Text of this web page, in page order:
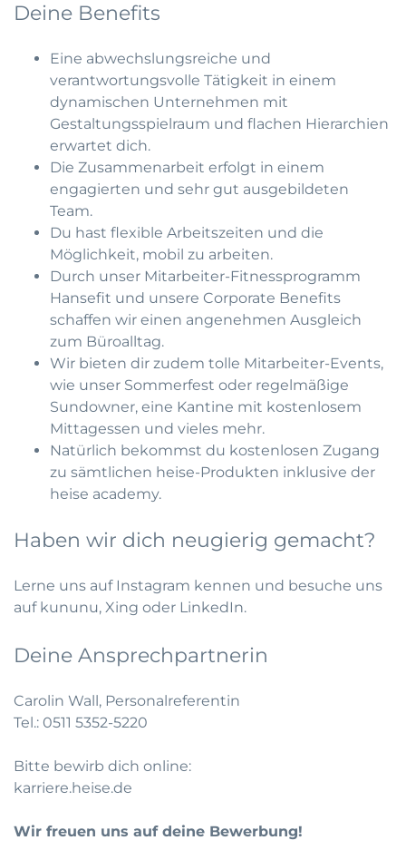
Deine Benefits
Eine abwechslungsreiche und
verantwortungsvolle Tätigkeit in einem
dynamischen Unternehmen mit
Gestaltungsspielraum und flachen Hierarchien
erwartet dich.
Die Zusammenarbeit erfolgt in einem
engagierten und sehr gut ausgebildeten
Team.
Du hast flexible Arbeitszeiten und die
Möglichkeit, mobil zu arbeiten.
Durch unser Mitarbeiter-Fitnessprogramm
Hansefit und unsere Corporate Benefits
schaffen wir einen angenehmen Ausgleich
zum Büroalltag.
Wir bieten dir zudem tolle Mitarbeiter-Events,
wie unser Sommerfest oder regelmäßige
Sundowner, eine Kantine mit kostenlosem
Mittagessen und vieles mehr.
Natürlich bekommst du kostenlosen Zugang
zu sämtlichen heise-Produkten inklusive der
heise academy.
Haben wir dich neugierig gemacht?
Lerne uns auf Instagram kennen und besuche uns
auf kununu, Xing oder LinkedIn.
Deine Ansprechpartnerin
Carolin Wall, Personalreferentin
Tel.: 0511 5352-5220
Bitte bewirb dich online:
karriere.heise.de
Wir freuen uns auf deine Bewerbung!